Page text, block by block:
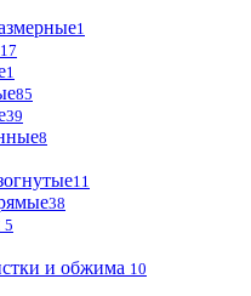
1
17
1
85
39
8
11
38
5
и обжима 10